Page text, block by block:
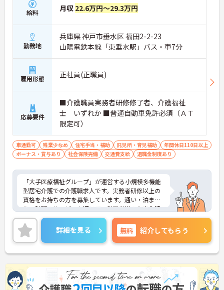
給料 月収 22.6万円～29.3万円
勤務地
兵庫県 神戸市垂水区 福田2-2-23
山陽電鉄本線「東垂水駅」バス・車7分
雇用形態 正社員(正職員)
応募要件
■介護職員実務者研修修了者、介護福祉
士 いずれか ■普通自動車免許必須（ＡＴ
限定可）
車通勤可 残業少なめ 住宅手当・補助 託児所・育児補助
年間休日110日以上
ボーナス・賞与あり
社会保険完備 交通費支給 退職金制度あり
「大手医療福祉グループ」が運営する小規模多機能
型居宅介護での介護職求人です。実務者研修以上の
資格をお持ちの方を募集しています。通い・泊ま
り・訪問のサービスを通じて、利用者様の在宅生活
をきめ細やかにサポートしていただきます。こちら
の事業所は子育て世代への理解が非常に深く、グル
ープ内託児施設の利用や子の看護休暇はもちろん、
学校行事等のお休みもシフトでしっかり考慮しても
らえるのが大きな魅力です。また、「リロクラブ」
への加入やお誕生日のプレゼントなど、大規模グル
ープならではのユニークで手厚い福利厚生も整って
います。資格取得支援制度を活用して更なるスキル
詳細を見る 無料 紹介してもらう